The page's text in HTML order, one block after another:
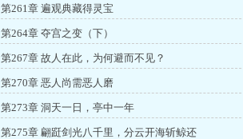
第261章 遍观典藏得灵宝
第264章 夺宫之变（下）
第267章 故人在此，为何避而不见？
第270章 恶人尚需恶人磨
第273章 洞天一日，亭中一年
第275章 翩跹剑光八千里，分云开海斩鲸还